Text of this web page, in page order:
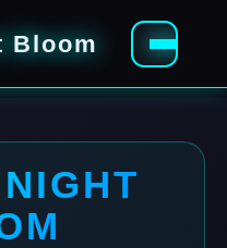
Bloom